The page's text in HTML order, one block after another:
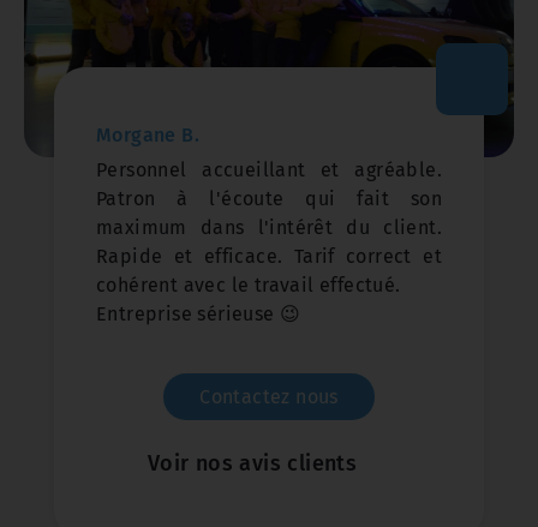
Morgane B.
Personnel accueillant et agréable.
Patron à l'écoute qui fait son
maximum dans l'intérêt du client.
Rapide et efficace. Tarif correct et
cohérent avec le travail effectué.
Entreprise sérieuse 😉
Contactez nous
Voir nos avis clients